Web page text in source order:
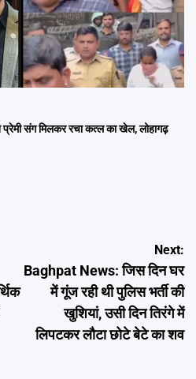
संग मिलकर रचा कत्ल का खेल, लोहागढ़
Next:
Baghpat News: जिस दिन घर
में गूंज रही थी पुलिस भर्ती की
खुशियां, उसी दिन तिरंगे में
लिपटकर लौटा छोटे बेटे का शव